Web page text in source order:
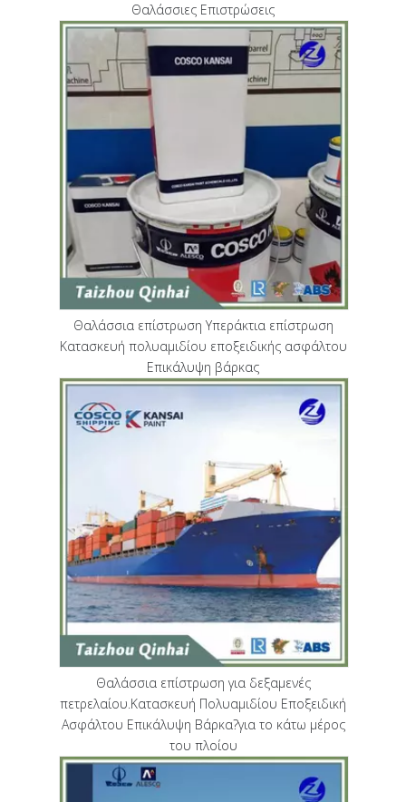
Θαλάσσιες Επιστρώσεις
Θαλάσσια επίστρωση Υπεράκτια επίστρωση
Κατασκευή πολυαμιδίου εποξειδικής ασφάλτου
Επικάλυψη βάρκας
Θαλάσσια επίστρωση για δεξαμενές
πετρελαίου.Κατασκευή Πολυαμιδίου Εποξειδική
Ασφάλτου Επικάλυψη Βάρκα?για το κάτω μέρος
του πλοίου